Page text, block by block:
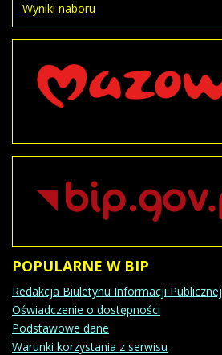
Wyniki naboru
POPULARNE W BIP
Redakcja Biuletynu Informacji Publicznej
Oświadczenie o dostępności
Podstawowe dane
Warunki korzystania z serwisu